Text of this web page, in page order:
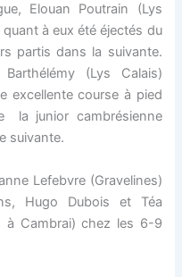
Elouan Poutrain (Lys
à eux été éjectés du
partis dans la suivante.
(Lys Calais)
excellente course à pied
la junior cambrésienne
suivante.
Lefebvre (Gravelines)
Hugo Dubois et Téa
à Cambrai) chez les 6-9